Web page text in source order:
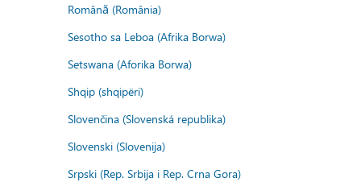
Română (România)
Sesotho sa Leboa (Afrika Borwa)
Setswana (Aforika Borwa)
Shqip (shqipëri)
Slovenčina (Slovenská republika)
Slovenski (Slovenija)
Srpski (Rep. Srbija i Rep. Crna Gora)